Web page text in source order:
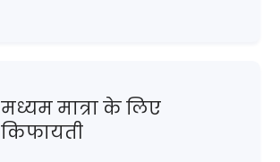
मध्यम मात्रा के लिए
किफायती